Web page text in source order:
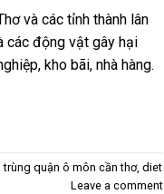
và các tỉnh thành lân
các động vật gây hại
kho bãi, nhà hàng.
quận ô môn cần thơ, diet
Leave a comment